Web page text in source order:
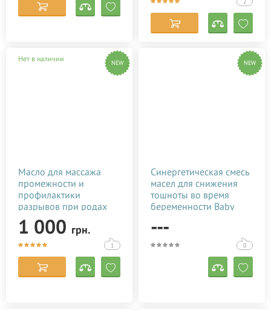
2
Нет в наличии NEW
Масло для массажа
промежности и
профилактики
разрывов при родах
Baby Teva Peri Oil 100
мл
1 000 грн.
1
NEW
Синергетическая смесь
масел для снижения
тошноты во время
беременности Baby
---
0